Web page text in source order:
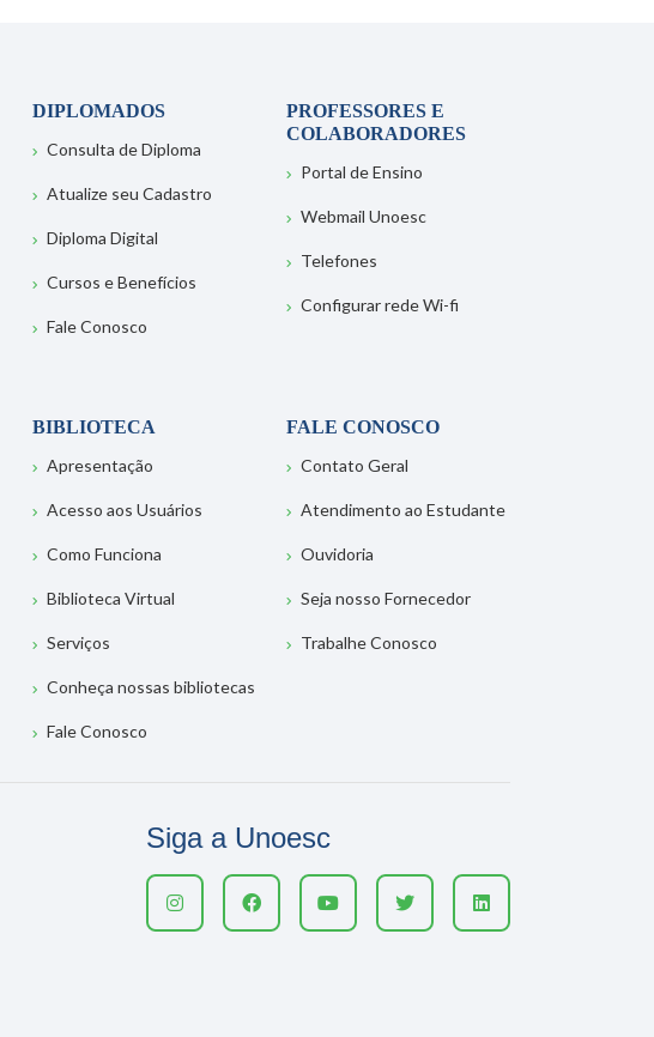
DIPLOMADOS
Consulta de Diploma
Atualize seu Cadastro
Diploma Digital
Cursos e Benefícios
Fale Conosco
PROFESSORES E
COLABORADORES
Portal de Ensino
Webmail Unoesc
Telefones
Configurar rede Wi-fi
BIBLIOTECA
Apresentação
Acesso aos Usuários
Como Funciona
Biblioteca Virtual
Serviços
Conheça nossas bibliotecas
Fale Conosco
FALE CONOSCO
Contato Geral
Atendimento ao Estudante
Ouvidoria
Seja nosso Fornecedor
Trabalhe Conosco
Siga a Unoesc